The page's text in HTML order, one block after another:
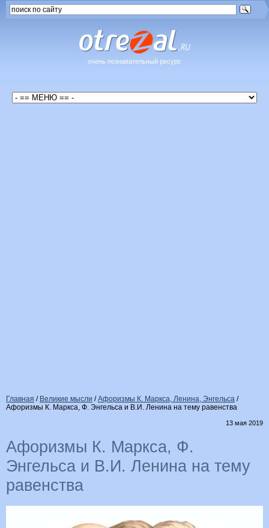
очень познавательный ресурс
Главная / Великие мысли /Афоризмы К. Маркса, Ленина, Энгельса /
Афоризмы К. Маркса, Ф. Энгельса и В.И. Ленина на тему равенства
13 мая 2019
Афоризмы К. Маркса, Ф.
Энгельса и В.И. Ленина на тему
равенства